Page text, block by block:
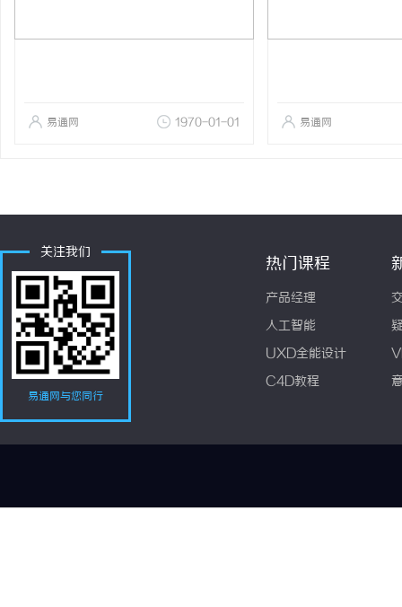
易通网 1970-01-01 易通网
关注我们
易通网与您同行
热门课程
产品经理
人工智能
UXD全能设计
C4D教程